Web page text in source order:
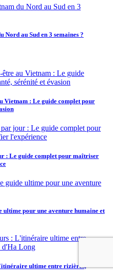
au Sud en 3 semaines ?
Vietnam : Le guide complet pour
: Le guide complet pour maîtriser
pour une aventure humaine et
ultime entre rizières,